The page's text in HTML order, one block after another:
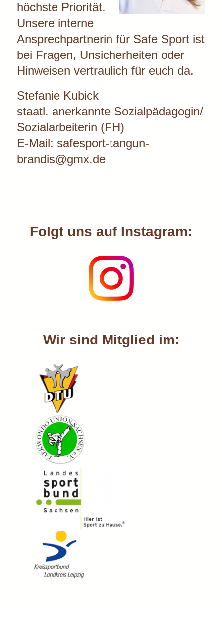
höchste Priorität.
Unsere interne
Ansprechpartnerin für Safe Sport ist
bei Fragen, Unsicherheiten oder
Hinweisen vertraulich für euch da.
Stefanie Kubick
staatl. anerkannte Sozialpädagogin/
Sozialarbeiterin (FH)
E-Mail: safesport-tangun-
brandis@gmx.de
Folgt uns auf Instagram:
Wir sind Mitglied im: